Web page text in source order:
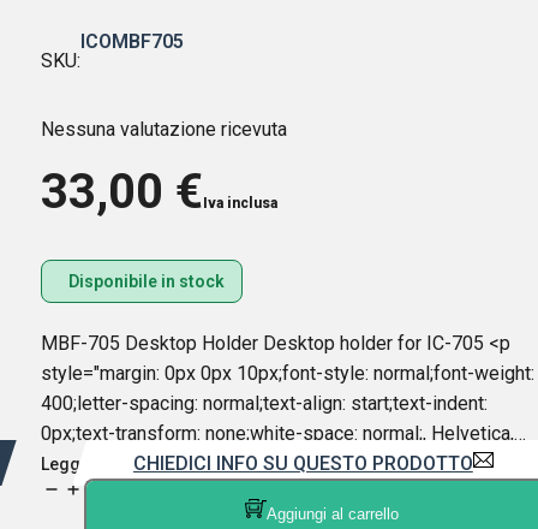
SKU:
ICOMBF705
Nessuna valutazione ricevuta
33,00 € Iva inclusa
Disponibile in stock
MBF-705 Desktop Holder Desktop holder for IC-705 <p
style="margin: 0px 0px 10px;font-style: normal;font-weight:
400;letter-spacing: normal;text-align: start;text-indent:
0px;text-transform: none;white-space: normal;, Helvetica,…
Leggi di più CHIEDICI INFO SU QUESTO PRODOTTO
ICOM
Aggiungi al carrello